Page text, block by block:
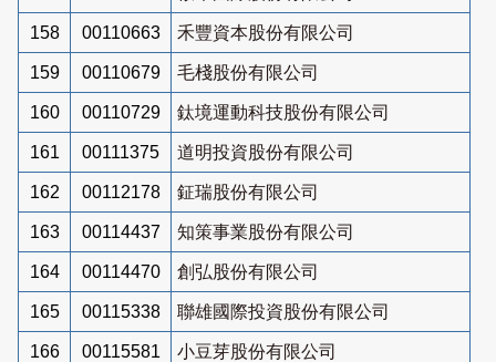
158 00110663 禾豐資本股份有限公司
159 00110679 毛棧股份有限公司
160 00110729 鈦境運動科技股份有限公司
161 00111375 道明投資股份有限公司
162 00112178 鉦瑞股份有限公司
163 00114437 知策事業股份有限公司
164 00114470 創弘股份有限公司
165 00115338 聯雄國際投資股份有限公司
166 00115581 小豆芽股份有限公司